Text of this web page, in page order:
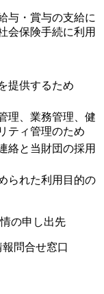
与・賞与の支給に
会保険手続に利用
提供するため
理、業務管理、健
ティ管理のため
絡と当財団の採用
られた利用目的の
の申し出先
問合せ窓口